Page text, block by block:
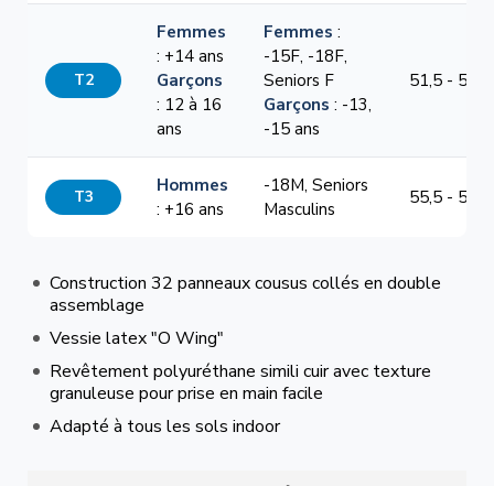
T2
Femmes
: +14 ans
Garçons
: 12 à 16
ans
Femmes :
-15F, -18F,
Seniors F
Garçons : -13,
-15 ans
51,5 -
T3
Hommes
: +16 ans
-18M, Seniors
Masculins
55,5 -
Construction 32 panneaux cousus collés en double
assemblage
Vessie latex "O Wing"
Revêtement polyuréthane simili cuir avec texture
granuleuse pour prise en main facile
Adapté à tous les sols indoor